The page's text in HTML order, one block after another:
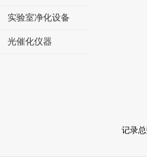
实验室净化设备
光催化仪器
记录